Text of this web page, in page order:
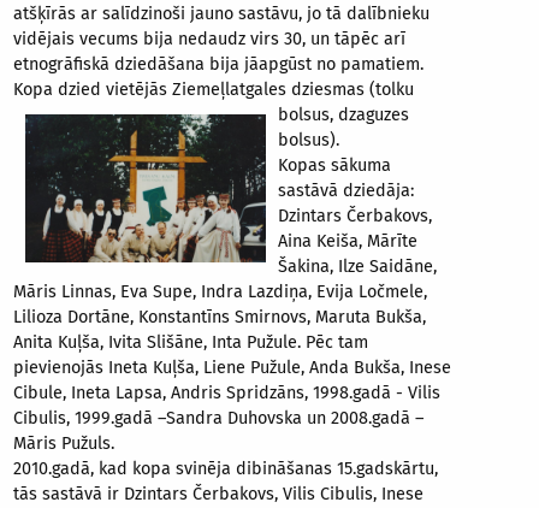
atšķīrās ar salīdzinoši jauno sastāvu, jo tā dalībnieku
vidējais vecums bija nedaudz virs 30, un tāpēc arī
etnogrāfiskā dziedāšana bija jāapgūst no pamatiem.
Kopa dzied vietējās Ziemeļlatgales dziesmas (tolku
bolsus, dzaguzes
bolsus).
Kopas sākuma
sastāvā dziedāja:
Dzintars Čerbakovs,
Aina Keiša, Mārīte
Šakina, Ilze Saidāne,
Māris Linnas, Eva Supe, Indra Lazdiņa, Evija Ločmele,
Lilioza Dortāne, Konstantīns Smirnovs, Maruta Bukša,
Anita Kuļša, Ivita Slišāne, Inta Pužule. Pēc tam
pievienojās Ineta Kuļša, Liene Pužule, Anda Bukša, Inese
Cibule, Ineta Lapsa, Andris Spridzāns, 1998.gadā - Vilis
Cibulis, 1999.gadā –Sandra Duhovska un 2008.gadā –
Māris Pužuls.
2010.gadā, kad kopa svinēja dibināšanas 15.gadskārtu,
tās sastāvā ir Dzintars Čerbakovs, Vilis Cibulis, Inese